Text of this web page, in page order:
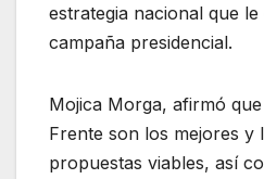
estrategia nacional que
campaña presidencial.
Mojica Morga, afirmó
Frente son los mejores y
propuestas viables, así